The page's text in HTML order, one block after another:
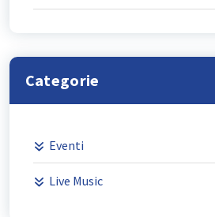
Categorie
Eventi
Live Music